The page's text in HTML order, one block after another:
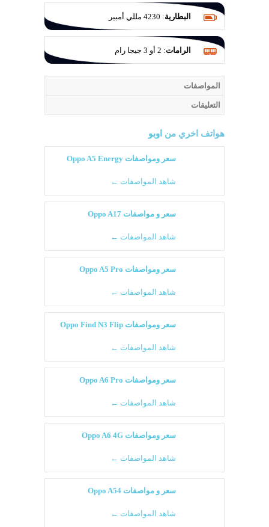
البطارية: 4230 مللي أمبير
الرامات: 2 أو 3 جيجا رام
المواصفات
التعليقات
هواتف اخري من اوبو
سعر ومواصفات Oppo A5 Energy
شاهد المواصفات ←
سعر و مواصفات Oppo A17
شاهد المواصفات ←
سعر ومواصفات Oppo A5 Pro
شاهد المواصفات ←
سعر ومواصفات Oppo Find N3 Flip
شاهد المواصفات ←
سعر ومواصفات Oppo A6 Pro
شاهد المواصفات ←
سعر ومواصفات Oppo A6 4G
شاهد المواصفات ←
سعر و مواصفات Oppo A54
شاهد المواصفات ←